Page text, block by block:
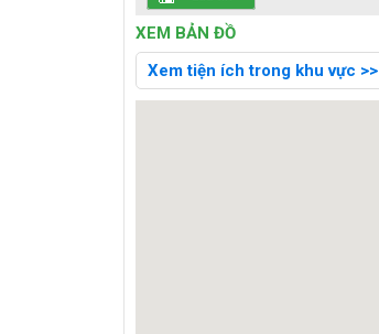
XEM BẢN ĐỒ
Xem tiện ích trong khu vực >>